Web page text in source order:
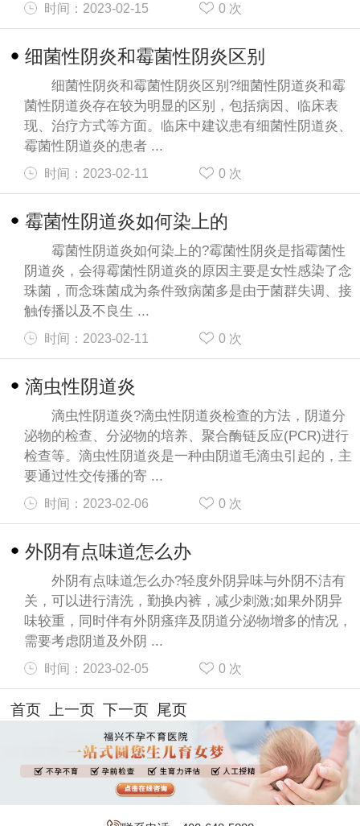
时间：2023-02-15 0 次
细菌性阴炎和霉菌性阴炎区别
细菌性阴炎和霉菌性阴炎区别?细菌性阴道炎和霉
菌性阴道炎存在较为明显的区别，包括病因、临床表
现、治疗方式等方面。临床中建议患有细菌性阴道炎、
霉菌性阴道炎的患者 ...
时间：2023-02-11 0 次
霉菌性阴道炎如何染上的
霉菌性阴道炎如何染上的?霉菌性阴炎是指霉菌性
阴道炎，会得霉菌性阴道炎的原因主要是女性感染了念
珠菌，而念珠菌成为条件致病菌多是由于菌群失调、接
触传播以及不良生 ...
时间：2023-02-11 0 次
滴虫性阴道炎
滴虫性阴道炎?滴虫性阴道炎检查的方法，阴道分
泌物的检查、分泌物的培养、聚合酶链反应(PCR)进行
检查等。滴虫性阴道炎是一种由阴道毛滴虫引起的，主
要通过性交传播的寄 ...
时间：2023-02-06 0 次
外阴有点味道怎么办
外阴有点味道怎么办?轻度外阴异味与外阴不洁有
关，可以进行清洗，勤换内裤，减少刺激;如果外阴异
味较重，同时伴有外阴瘙痒及阴道分泌物增多的情况，
需要考虑阴道及外阴 ...
时间：2023-02-05 0 次
首页 上一页下一页 尾页